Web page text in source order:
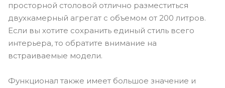
просторной столовой отлично разместиться
двухкамерный агрегат с объемом от 200 литров.
Если вы хотите сохранить единый стиль всего
интерьера, то обратите внимание на
встраиваемые модели.
Функционал также имеет большое значение и